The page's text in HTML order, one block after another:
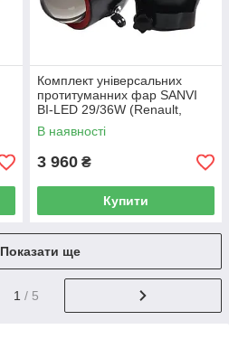
Комплект універсальних
протитуманних фар SANVI
BI-LED 29/36W (Renault,
Citroen, Ford, Mitsubishi,
Opel,
В наявності
3 960 ₴
Купити
Показати ще
1 / 5